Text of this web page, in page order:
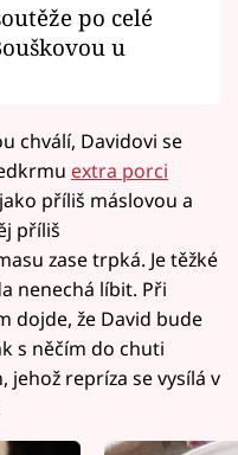
po celé
u
chválí, Davidovi se
extra porci
příliš máslovou a
příliš
zase trpká. Je těžké
nenechá líbit. Při
dojde, že David bude
s něčím do chuti
jehož repríza se vysílá v